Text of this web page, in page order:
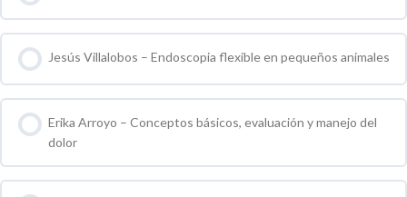
0 % COMPLETO 0 / 0 pasos
Jesús Villalobos – Endoscopia flexible en pequeños animales
0 % COMPLETO 0 / 0 pasos
Erika Arroyo – Conceptos básicos, evaluación y manejo del
dolor
0 % COMPLETO 0 / 0 pasos